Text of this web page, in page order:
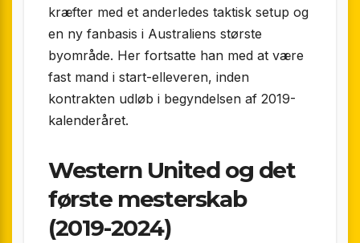
kræfter med et anderledes taktisk setup og
en ny fanbasis i Australiens største
byområde. Her fortsatte han med at være
fast mand i start-elleveren, inden
kontrakten udløb i begyndelsen af 2019-
kalenderåret.
Western United og det
første mesterskab
(2019-2024)